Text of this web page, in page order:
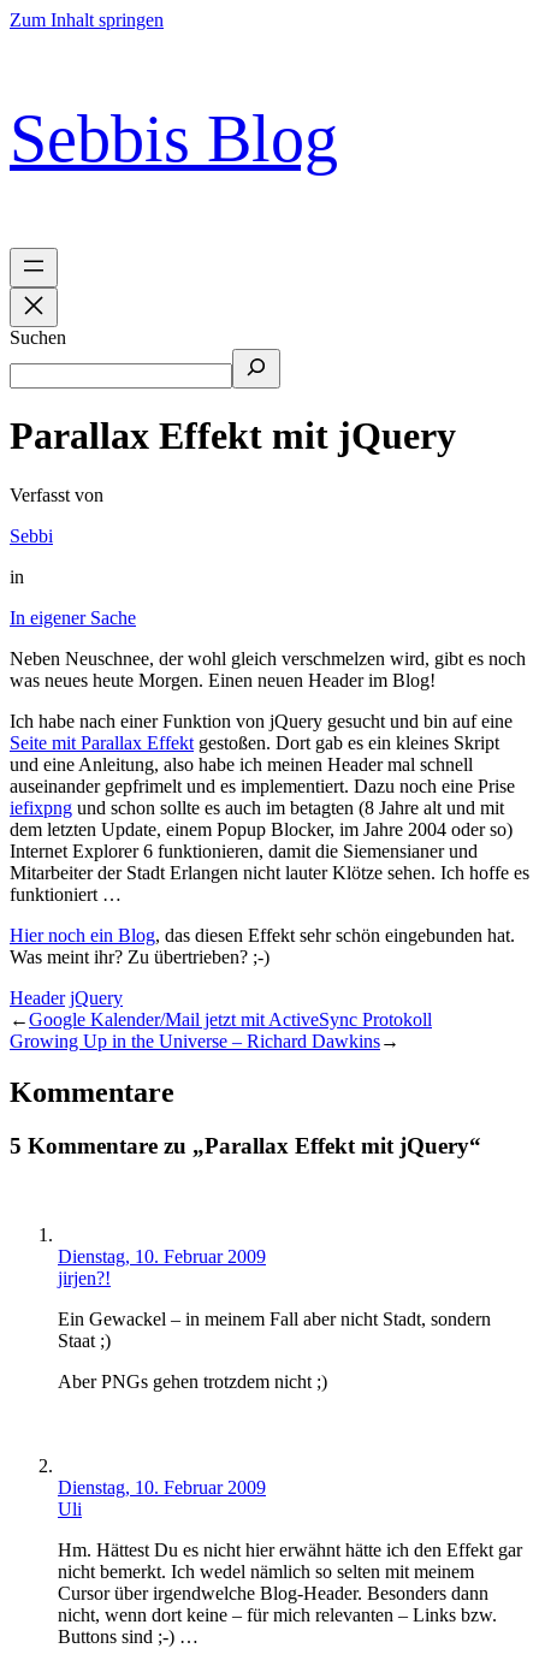
Zum Inhalt springen
Sebbis Blog
Suchen
Parallax Effekt mit jQuery
Verfasst von
Sebbi
in
In eigener Sache
Neben Neuschnee, der wohl gleich verschmelzen wird, gibt es noch
was neues heute Morgen. Einen neuen Header im Blog!
Ich habe nach einer Funktion von jQuery gesucht und bin auf eine
Seite mit Parallax Effekt gestoßen. Dort gab es ein kleines Skript
und eine Anleitung, also habe ich meinen Header mal schnell
auseinander gepfrimelt und es implementiert. Dazu noch eine Prise
iefixpng und schon sollte es auch im betagten (8 Jahre alt und mit
dem letzten Update, einem Popup Blocker, im Jahre 2004 oder so)
Internet Explorer 6 funktionieren, damit die Siemensianer und
Mitarbeiter der Stadt Erlangen nicht lauter Klötze sehen. Ich hoffe es
funktioniert …
Hier noch ein Blog, das diesen Effekt sehr schön eingebunden hat.
Was meint ihr? Zu übertrieben? ;-)
Header jQuery
←Google Kalender/Mail jetzt mit ActiveSync Protokoll
Growing Up in the Universe – Richard Dawkins→
Kommentare
5 Kommentare zu „Parallax Effekt mit jQuery“
Dienstag, 10. Februar 2009
jirjen?!
Ein Gewackel – in meinem Fall aber nicht Stadt, sondern
Staat ;)
Aber PNGs gehen trotzdem nicht ;)
Dienstag, 10. Februar 2009
Uli
Hm. Hättest Du es nicht hier erwähnt hätte ich den Effekt gar
nicht bemerkt. Ich wedel nämlich so selten mit meinem
Cursor über irgendwelche Blog-Header. Besonders dann
nicht, wenn dort keine – für mich relevanten – Links bzw.
Buttons sind ;-) …